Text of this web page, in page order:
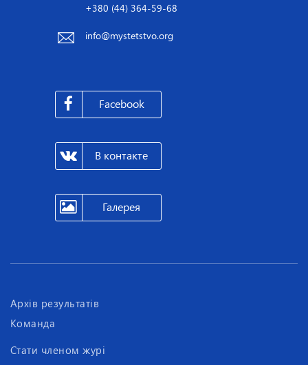
+380 (44) 364-59-68
info@mystetstvo.org
Facebook
В контакте
Галерея
Архів результатів
Команда
Стати членом журі